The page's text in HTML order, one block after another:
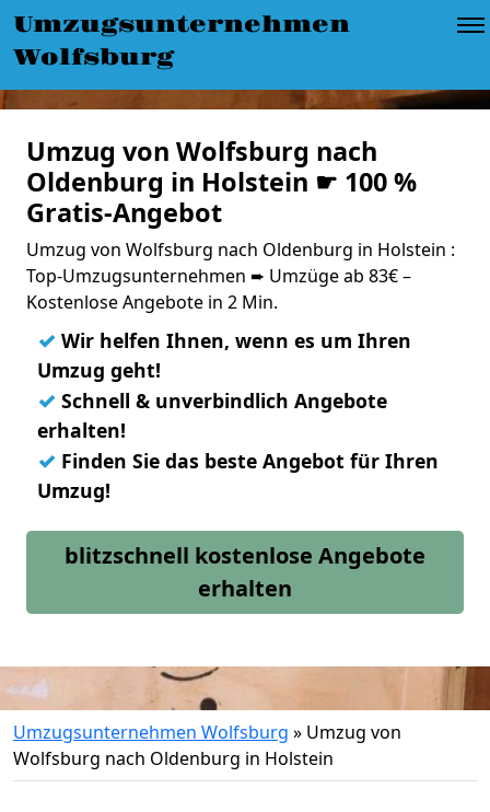
Umzugsunternehmen
Wolfsburg
Umzug von Wolfsburg nach
Oldenburg in Holstein ☛ 100 %
Gratis-Angebot
Umzug von Wolfsburg nach Oldenburg in Holstein :
Top-Umzugsunternehmen ➨ Umzüge ab 83€ –
Kostenlose Angebote in 2 Min.
✓ Wir helfen Ihnen, wenn es um Ihren
Umzug geht!
✓ Schnell & unverbindlich Angebote
erhalten!
✓ Finden Sie das beste Angebot für Ihren
Umzug!
blitzschnell kostenlose Angebote
erhalten
Umzugsunternehmen Wolfsburg » Umzug von
Wolfsburg nach Oldenburg in Holstein